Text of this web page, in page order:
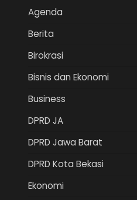
Agenda
Berita
Birokrasi
Bisnis dan Ekonomi
Business
DPRD JA
DPRD Jawa Barat
DPRD Kota Bekasi
Ekonomi